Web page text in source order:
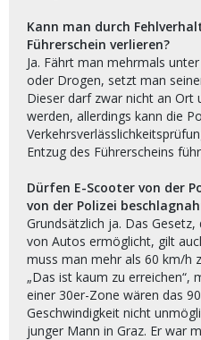
Kann man durch
Führerschein verlieren?
Ja. Fährt man mehrmals
oder Drogen, setzt man
Dieser darf zwar nicht an Ort
werden, allerdings kann die
Entzug des Führerscheins
Dürfen E-Scooter von der
von der Polizei
Grundsätzlich ja. Das
von Autos ermöglicht, gilt
muss man mehr als 60 km/h
„Das ist kaum zu erreichen“,
einer 30er-Zone wären das
Geschwindigkeit nicht
junger Mann in Graz. Er war